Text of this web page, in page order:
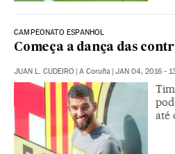
CAMPEONATO ESPANHOL
Começa a dança das
JUAN L. CUDEIRO | A Coruña | JAN 04, 2016 -
até